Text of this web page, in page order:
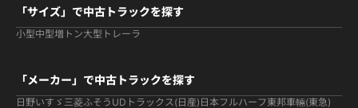
「サイズ」で中古トラックを探す
小型中型増トン大型 トレーラ
「メーカー」で中古トラックを探す
日野いすゞ 三菱ふそう UDトラックス(日産) 日本フルハーフ 東邦車輛(東急)